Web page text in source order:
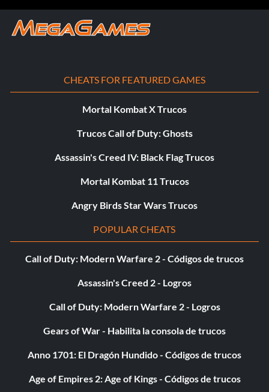
CHEATS FOR FEATURED GAMES
Mortal Kombat X Trucos
Trucos Call of Duty: Ghosts
Assassin's Creed IV: Black Flag Trucos
Mortal Kombat 11 Trucos
Angry Birds Star Wars Trucos
POPULAR CHEATS
Call of Duty: Modern Warfare 2 - Códigos de trucos
Assassin's Creed 2 - Logros
Call of Duty: Modern Warfare 2 - Logros
Gears of War - Habilita la consola de trucos
Anno 1701: El Dragón Hundido - Códigos de trucos
Age of Empires 2: Age of Kings - Códigos de trucos